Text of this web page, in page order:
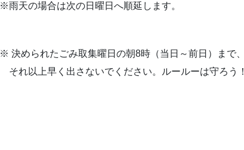
※雨天の場合は次の日曜日へ順延します。
※ 決められたごみ取集曜日の朝8時（当日～前日）まで、
それ以上早く出さないでください。ルールーは守ろう！